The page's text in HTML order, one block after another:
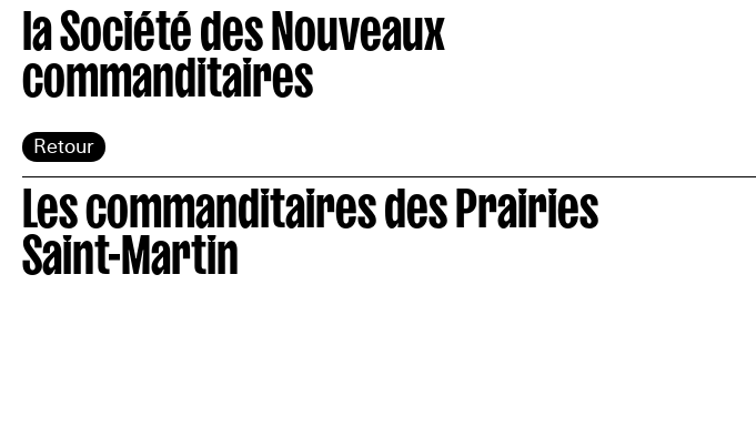
la Société des Nouveaux
commanditaires
Retour
Les commanditaires des Prairies
Saint-Martin